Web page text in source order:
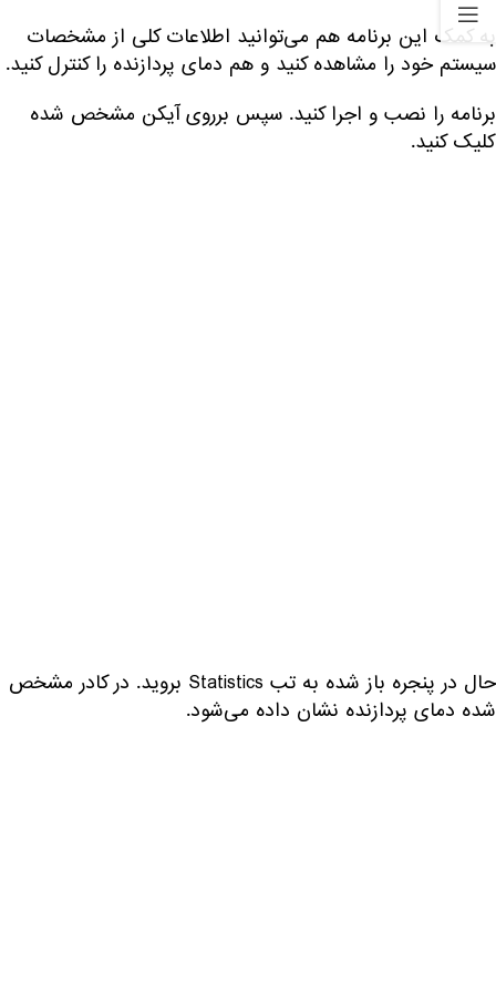
به کمک این برنامه هم می‌توانید اطلاعات کلی از مشخصات
سیستم خود را مشاهده کنید و هم دمای پردازنده را کنترل کنید.
برنامه را نصب و اجرا کنید. سپس برروی آیکن مشخص شده
کلیک کنید.
حال در پنجره باز شده به تب Statistics بروید. در کادر مشخص
شده دمای پردازنده نشان داده می‌شود.